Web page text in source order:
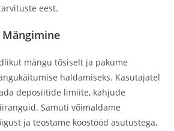
eest.
mängu tõsiselt ja pakume
haldamiseks. Kasutajatel
deposiitide limiite, kahjude
Samuti võimaldame
ja teostame koostööd asutustega,